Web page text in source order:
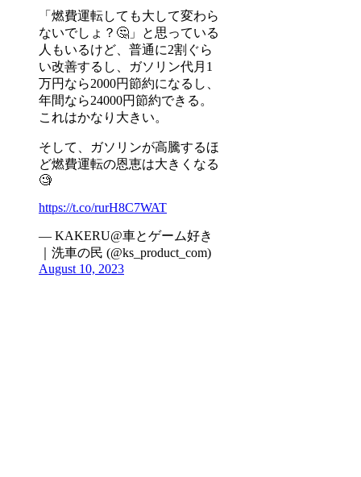
「燃費運転しても大して変わら
ないでしょ？🤔」と思っている
人もいるけど、普通に2割ぐら
い改善するし、ガソリン代月1
万円なら2000円節約になるし、
年間なら24000円節約できる。
これはかなり大きい。
そして、ガソリンが高騰するほ
ど燃費運転の恩恵は大きくなる
🧐
https://t.co/rurH8C7WAT
— KAKERU@車とゲーム好き
｜洗車の民 (@ks_product_com)
August 10, 2023